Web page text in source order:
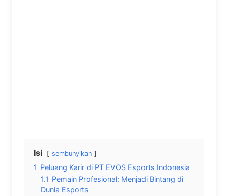
Isi sembunyikan
1 Peluang Karir di PT EVOS Esports Indonesia
1.1 Pemain Profesional: Menjadi Bintang di
Dunia Esports